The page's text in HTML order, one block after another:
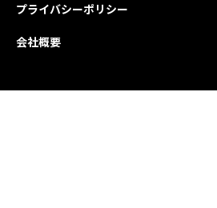
プライバシーポリシー
会社概要